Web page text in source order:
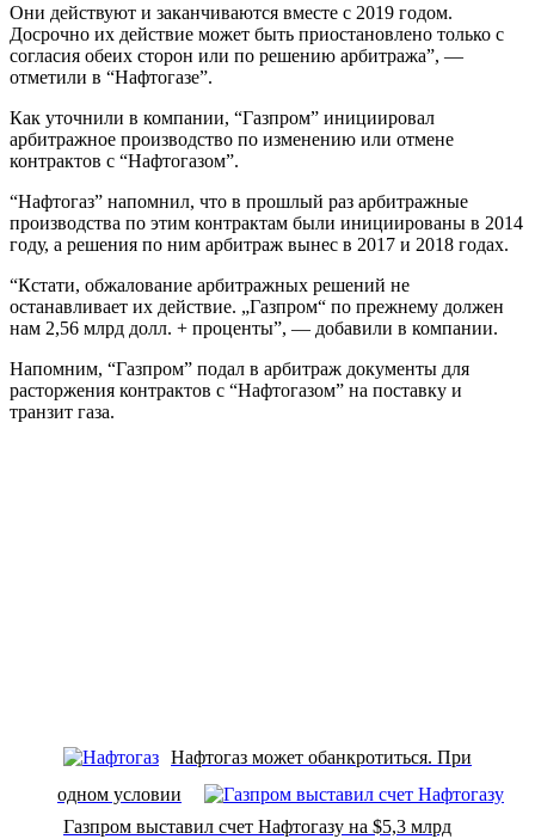
Они действуют и заканчиваются вместе с 2019 годом.
Досрочно их действие может быть приостановлено только с
согласия обеих сторон или по решению арбитража”, —
отметили в “Нафтогазе”.
Как уточнили в компании, “Газпром” инициировал
арбитражное производство по изменению или отмене
контрактов с “Нафтогазом”.
“Нафтогаз” напомнил, что в прошлый раз арбитражные
производства по этим контрактам были инициированы в 2014
году, а решения по ним арбитраж вынес в 2017 и 2018 годах.
“Кстати, обжалование арбитражных решений не
останавливает их действие. „Газпром“ по прежнему должен
нам 2,56 млрд долл. + проценты”, — добавили в компании.
Напомним, “Газпром” подал в арбитраж документы для
расторжения контрактов с “Нафтогазом” на поставку и
транзит газа.
Нафтогаз может обанкротиться. При
одном условии
Газпром выставил счет Нафтогазу на $5,3 млрд